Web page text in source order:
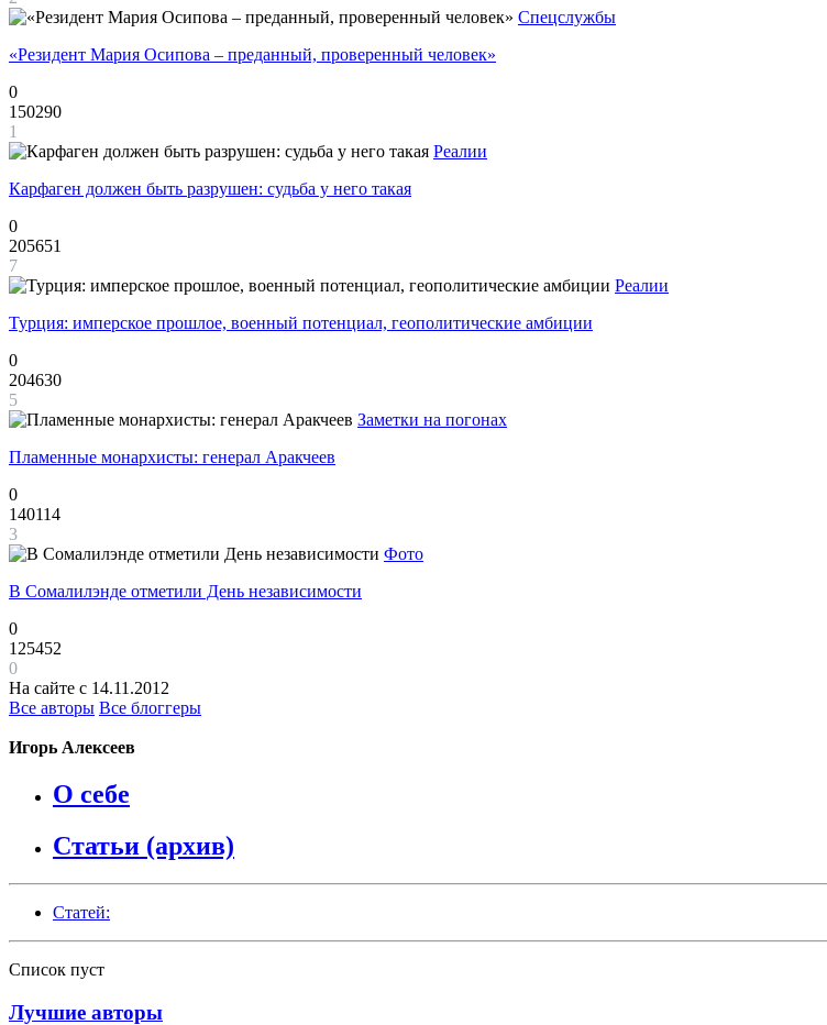
Спецслужбы
«Резидент Мария Осипова – преданный, проверенный человек»
0
150290
1
Реалии
Карфаген должен быть разрушен: судьба у него такая
0
205651
7
Реалии
Турция: имперское прошлое, военный потенциал, геополитические амбиции
0
204630
5
Заметки на погонах
Пламенные монархисты: генерал Аракчеев
0
140114
3
Фото
В Сомалилэнде отметили День независимости
0
125452
0
На сайте с 14.11.2012
Все авторы Все блоггеры
Игорь Алексеев
О себе
Статьи (архив)
Статей:
Список пуст
Лучшие авторы